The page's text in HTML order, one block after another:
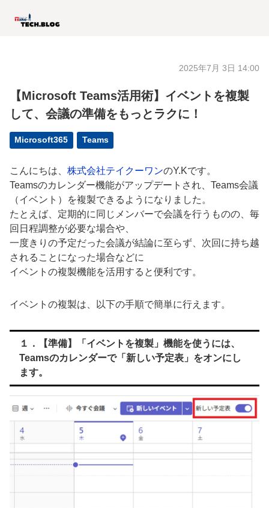
2025年7月 3日 14:00
【Microsoft Teams活用術】イベントを複製
して、会議の準備をもっとラクに！
Microsoft365 Teams
こんにちは、 株式会社テイクーワンのY.Kです。
Teamsのカレンダー機能がアップデートされ、Teams会議
（イベント）を複製できるようになりました。
たとえば、定期的に同じメンバーで会議を行うものの、毎
回日程調整が必要な場合や、
一度きりの予定だった会議が結論に至らず、次回に持ち越
されることになった場合などに
イベントの複製機能を活用すると便利です。
イベントの複製は、以下の手順で簡単に行えます。
１．【準備】「イベントを複製」機能を使うには、
Teamsのカレンダーで「新しい予定表」をオンにし
ます。